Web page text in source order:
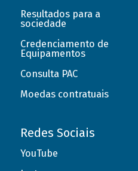
Resultados para a
sociedade
Credenciamento de
Equipamentos
Consulta PAC
Moedas contratuais
Redes Sociais
YouTube